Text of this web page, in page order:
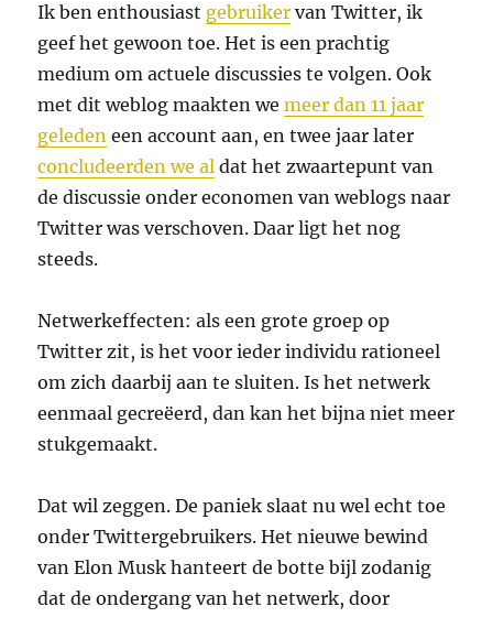
Ik ben enthousiast gebruiker van Twitter, ik
geef het gewoon toe. Het is een prachtig
medium om actuele discussies te volgen. Ook
met dit weblog maakten wemeer dan 11 jaar
geleden een account aan, en twee jaar later
concludeerden we al dat het zwaartepunt van
de discussie onder economen van weblogs naar
Twitter was verschoven. Daar ligt het nog
steeds.
Netwerkeffecten: als een grote groep op
Twitter zit, is het voor ieder individu rationeel
om zich daarbij aan te sluiten. Is het netwerk
eenmaal gecreëerd, dan kan het bijna niet meer
stukgemaakt.
Dat wil zeggen. De paniek slaat nu wel echt toe
onder Twittergebruikers. Het nieuwe bewind
van Elon Musk hanteert de botte bijl zodanig
dat de ondergang van het netwerk, door